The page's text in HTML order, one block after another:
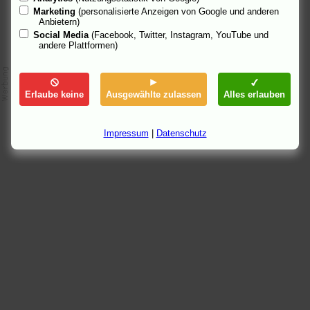
Marketing (personalisierte Anzeigen von Google und anderen
Anbietern)
Social Media (Facebook, Twitter, Instagram, YouTube und
andere Plattformen)
Erlaube keine Ausgewählte zulassen Alles erlauben
Impressum Datenschutz